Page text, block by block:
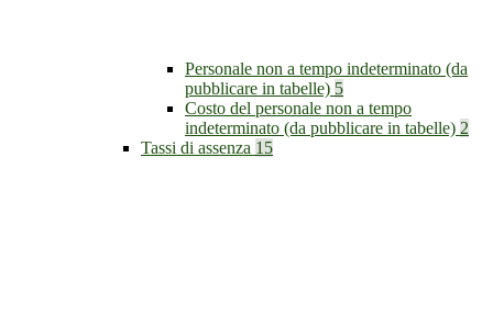
Personale non a tempo indeterminato (da
pubblicare in tabelle) 5
Costo del personale non a tempo
indeterminato (da pubblicare in tabelle) 2
Tassi di assenza 15